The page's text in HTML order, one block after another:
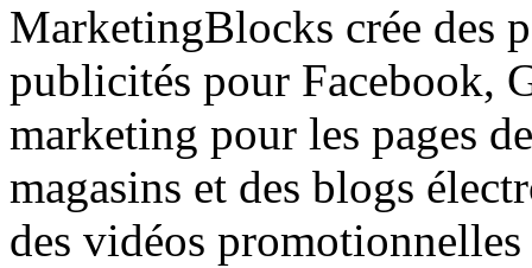
MarketingBlocks crée des
publicités pour Facebook,
marketing pour les pages
magasins et des blogs
des vidéos promotionnelles